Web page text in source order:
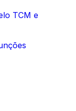
TCM e